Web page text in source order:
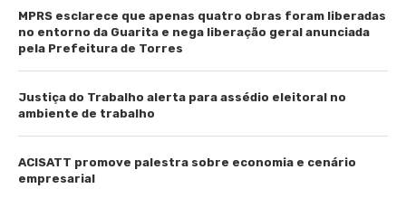
MPRS esclarece que apenas quatro obras foram liberadas
no entorno da Guarita e nega liberação geral anunciada
pela Prefeitura de Torres
Justiça do Trabalho alerta para assédio eleitoral no
ambiente de trabalho
ACISATT promove palestra sobre economia e cenário
empresarial